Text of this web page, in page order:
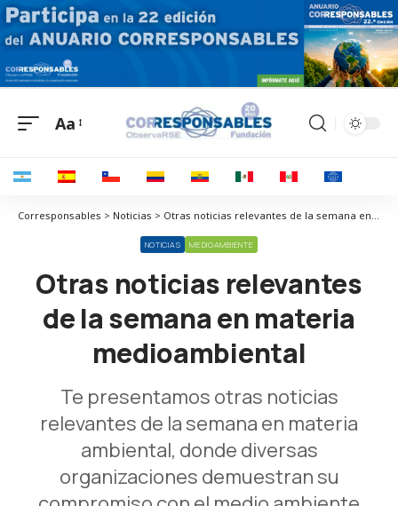
Aa
Corresponsables > Noticias > Otras noticias relevantes de la semana en materia medioambiental
NOTICIAS MEDIOAMBIENTE
Otras noticias relevantes
de la semana en materia
medioambiental
Te presentamos otras noticias
relevantes de la semana en materia
ambiental, donde diversas
organizaciones demuestran su